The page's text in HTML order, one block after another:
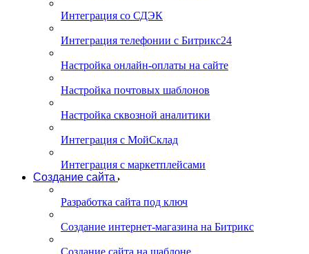
Интеграция со СДЭК
Интеграция телефонии с Битрикс24
Настройка онлайн-оплаты на сайте
Настройка почтовых шаблонов
Настройка сквозной аналитики
Интеграция с МойСклад
Интеграция с маркетплейсами
Создание сайта
Разработка сайта под ключ
Создание интернет-магазина на Битрикс
Создание сайта на шаблоне